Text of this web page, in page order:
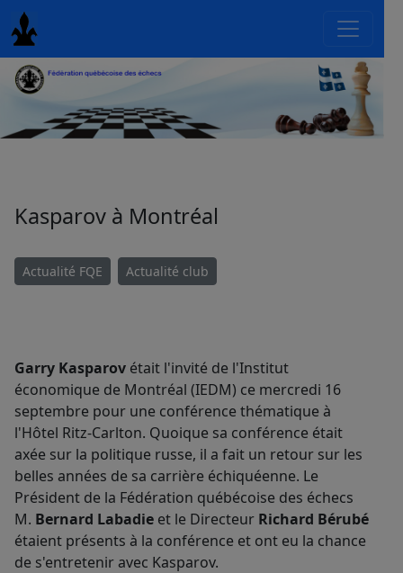
Kasparov à Montréal
Actualité FQE Actualité club
Garry Kasparov était l'invité de l'Institut
économique de Montréal (IEDM) ce mercredi 16
septembre pour une conférence thématique à
l'Hôtel Ritz-Carlton. Quoique sa conférence était
axée sur la politique russe, il a fait un retour sur les
belles années de sa carrière échiquéenne. Le
Président de la Fédération québécoise des échecs
M. Bernard Labadie et le Directeur Richard Bérubé
étaient présents à la conférence et ont eu la chance
de s'entretenir avec Kasparov.